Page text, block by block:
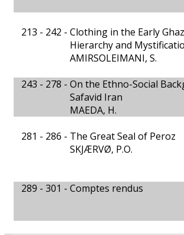
213 - 242 - Clothing in the Early
Hierarchy and
AMIRSOLEIMANI, S.
243 - 278 - On the Ethno-Social
Safavid Iran
MAEDA, H.
281 - 286 - The Great Seal of Peroz
SKJÆRVØ, P.O.
289 - 301 - Comptes rendus